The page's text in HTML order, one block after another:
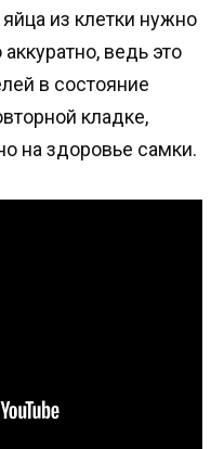
из клетки нужно
ведь это
в состояние
кладке,
на здоровье самки.